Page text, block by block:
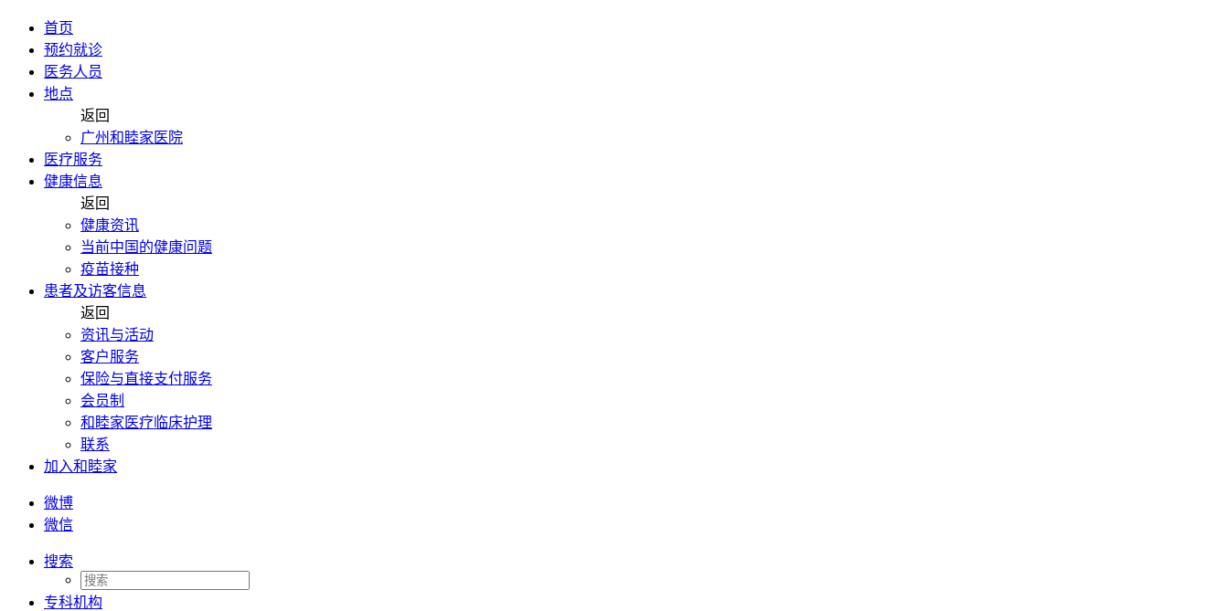
首页
预约就诊
医务人员
地点
返回
广州和睦家医院
医疗服务
健康信息
返回
健康资讯
当前中国的健康问题
疫苗接种
患者及访客信息
返回
资讯与活动
客户服务
保险与直接支付服务
会员制
和睦家医疗临床护理
联系
加入和睦家
微博
微信
搜索
专科机构